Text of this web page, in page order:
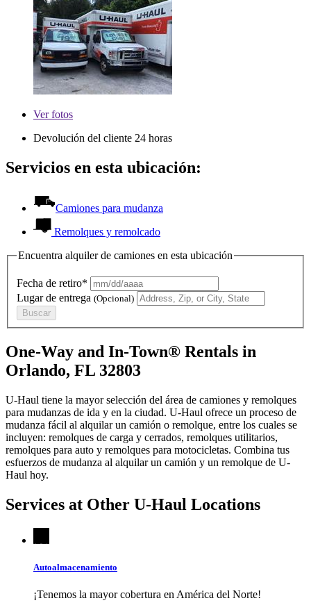
Verfotos
Devolución del cliente 24 horas
Servicios en esta ubicación:
Camiones para mudanza
Remolques y remolcado
Encuentra alquiler de camiones en esta ubicación
Fecha de retiro*
Lugar de entrega (Opcional)
Buscar
One-Way and In-Town® Rentals in
Orlando, FL 32803
U-Haul tiene la mayor selección del área de camiones y remolques
para mudanzas de ida y en la ciudad. U-Haul ofrece un proceso de
mudanza fácil al alquilar un camión o remolque, entre los cuales se
incluyen: remolques de carga y cerrados, remolques utilitarios,
remolques para auto y remolques para motocicletas. Combina tus
esfuerzos de mudanza al alquilar un camión y un remolque de U-
Haul hoy.
Services at Other U-Haul Locations
Autoalmacenamiento
¡Tenemos la mayor cobertura en América del Norte!